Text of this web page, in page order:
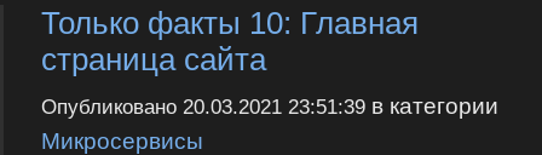
Только факты 10: Главная
страница сайта
Опубликовано 20.03.2021 23:51:39в категории
Микросервисы